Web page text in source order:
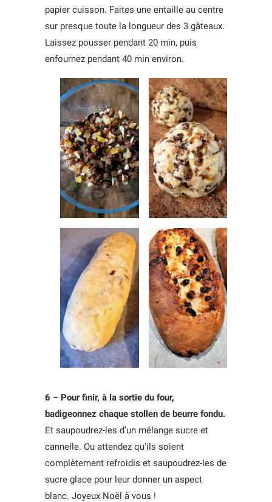
papier cuisson. Faites une entaille au centre
sur presque toute la longueur des 3 gâteaux.
Laissez pousser pendant 20 min, puis
enfournez pendant 40 min environ.
6 – Pour finir, à la sortie du four,
badigeonnez chaque stollen de beurre fondu.
Et saupoudrez-les d’un mélange sucre et
cannelle. Ou attendez qu’ils soient
complètement refroidis et saupoudrez-les de
sucre glace pour leur donner un aspect
blanc. Joyeux Noël à vous !